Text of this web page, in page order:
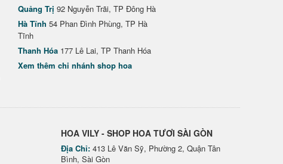
Quảng Trị 92 Nguyễn Trãi, TP Đông Hà
Hà Tĩnh 54 Phan Đình Phùng, TP Hà
Tĩnh
Thanh Hóa 177 Lê Lai, TP Thanh Hóa
Xem thêm chi nhánh shop hoa
HOA VILY - SHOP HOA TƯƠI SÀI GÒN
Địa Chỉ: 413 Lê Văn Sỹ, Phường 2, Quận Tân
Bình, Sài Gòn